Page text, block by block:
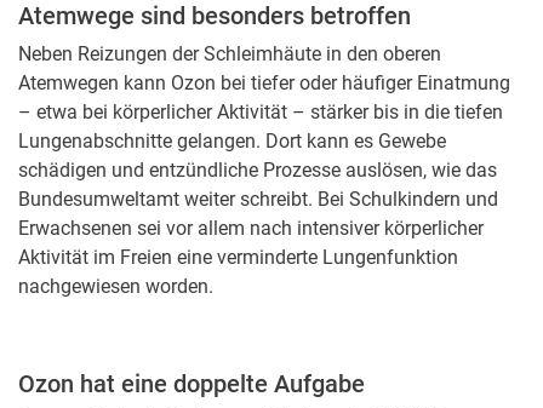
Atemwege sind besonders betroffen
Neben Reizungen der Schleimhäute in den oberen
Atemwegen kann Ozon bei tiefer oder häufiger Einatmung
– etwa bei körperlicher Aktivität – stärker bis in die tiefen
Lungenabschnitte gelangen. Dort kann es Gewebe
schädigen und entzündliche Prozesse auslösen, wie das
Bundesumweltamt weiter schreibt. Bei Schulkindern und
Erwachsenen sei vor allem nach intensiver körperlicher
Aktivität im Freien eine verminderte Lungenfunktion
nachgewiesen worden.
Ozon hat eine doppelte Aufgabe